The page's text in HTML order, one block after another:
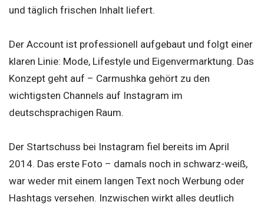
und täglich frischen Inhalt liefert.
Der Account ist professionell aufgebaut und folgt einer
klaren Linie: Mode, Lifestyle und Eigenvermarktung. Das
Konzept geht auf – Carmushka gehört zu den
wichtigsten Channels auf Instagram im
deutschsprachigen Raum.
Der Startschuss bei Instagram fiel bereits im April
2014. Das erste Foto – damals noch in schwarz-weiß,
war weder mit einem langen Text noch Werbung oder
Hashtags versehen. Inzwischen wirkt alles deutlich